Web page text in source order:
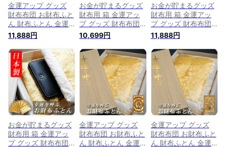
金運アップ グッズ
財布布団 お財布ふと
ん 財布ふとん 金運
財布 メンズ レディ
ース 開運 財布 金運
長財布 折り財布 開
運グッズ 金運アップ
縁起 財布 風水グッ
ズ メンズ 長財布 縁
起財布プレゼント お
金が貯まる 財布の布
団 龍 風水グッズ
2026
11,888円
お金が貯まるグッズ
財布用 箱 金運アッ
プ グッズ 財布布団
お財布ふとん 財布
ふとん 金運財布 メ
ンズ レディース 開
運 財布 金運 長財布
開運グッズ 金運アッ
プ 風水グッズ メン
ズ財布長 長財布 風
水財布 馬蹄 お金が
貯まる 財布の布団
龍 風水グッズ 本革
長財布 黄色
10,699円
お金が貯まるグッズ
財布用 箱 金運アッ
プ グッズ 財布布団
お財布ふとん 財布
ふとん 金運財布 メ
ンズ レディース 開
運 財布 金運 長財布
開運グッズ 金運アッ
プ 風水グッズ メン
ズ財布長 長財布 風
水財布 馬蹄 お金が
貯まる 財布の布団
龍 風水グッズ 本革
長財布 黄色
11,888円
お金が貯まるグッズ
財布用 箱 金運アッ
プ グッズ 財布布団
金運アップ グッズ
財布布団 お財布ふと
ん 財布ふとん 金運
金運アップ グッズ
財布布団 お財布ふと
ん 財布ふとん 金運